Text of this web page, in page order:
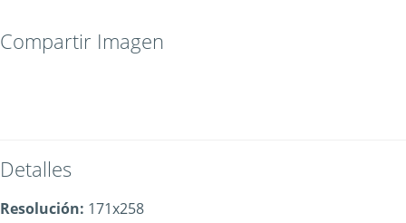
Compartir Imagen
Detalles
Resolución: 171x258